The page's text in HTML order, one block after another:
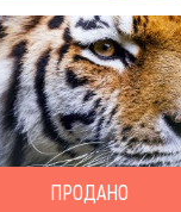
ПРОДАНО